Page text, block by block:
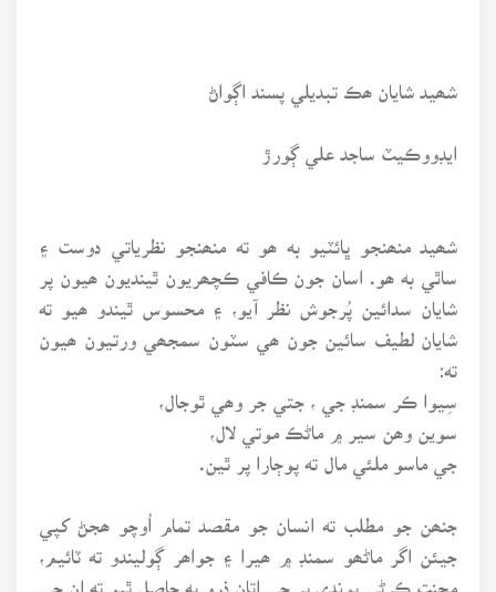
شھيد شايان ھڪ تبديلي پسند اڳواڻ
ايڊووڪيٽ ساجد علي ڳورڙ
شھيد منھنجو ڀائٽيو به ھو ته منھنجو نظرياتي دوست ۽
ساٿي به ھو. اسان جون ڪافي ڪچھريون ٿينديون ھيون پر
شايان سدائين پُرجوش نظر آيو، ۽ محسوس ٿيندو ھيو ته
شايان لطيف سائين جون ھي سٽون سمجھي ورتيون ھيون
سِيوا ڪر سمنڊ جي ، جتي جر وھي ٿوجال،
سوين وھن سير ۾ ماڻڪ موتي لال،
جي ماسو ملئي مال ته پوڄارا پر ٿين.
جنھن جو مطلب ته انسان جو مقصد تمام اُوچو ھجڻ کپي
جيئن اگر ماڻھو سمنڊ ۾ ھيرا ۽ جواھر ڳوليندو ته ٽائيم،
محنت ڪرڻي پوندي پر جي اتان ذرو به حاصل ٿيو ته ان جي